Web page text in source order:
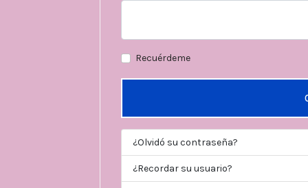
Recuérdeme
¿Olvidó su contraseña?
¿Recordar su usuario?